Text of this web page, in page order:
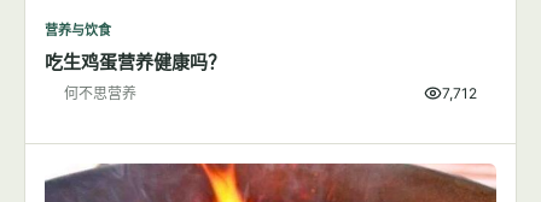
营养与饮食
吃生鸡蛋营养健康吗？
何不思营养 7,712